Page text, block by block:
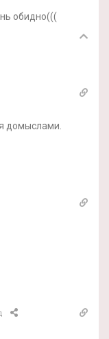
обидно(((
домыслами.